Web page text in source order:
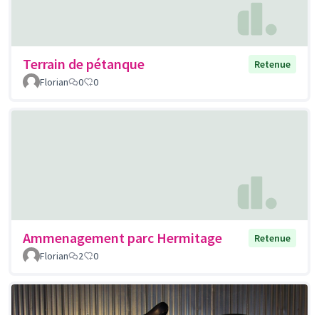
Terrain de pétanque
Retenue
Florian
0 0
Ammenagement parc Hermitage
Retenue
Florian
2 0